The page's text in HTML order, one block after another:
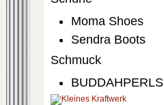
Moma Shoes
Sendra Boots
Schmuck
BUDDAHPERLS